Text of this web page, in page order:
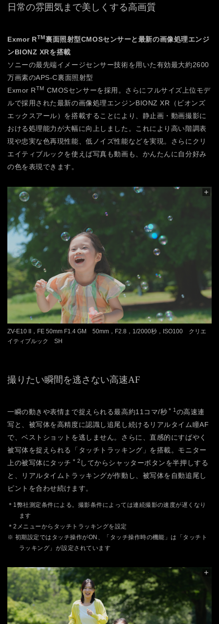
日常の雰囲気まで美しくする高画質
Exmor RTM裏面照射型CMOSセンサーと最新の画像処理エンジ
ンBIONZ XRを搭載
ソニーの最先端イメージセンサー技術を用いた有効最大約2600
万画素のAPS-C裏面照射型
Exmor RTM CMOSセンサーを採用。さらにフルサイズ上位モデ
ルで採用された最新の画像処理エンジンBIONZ XR（ビオンズ
エックスアール）を搭載することにより、静止画・動画撮影に
おける処理能力が大幅に向上しました。これにより高い階調表
現や忠実な色再現性能、低ノイズ性能などを実現。さらにクリ
エイティブルックを使えば写真も動画も、かんたんに自分好み
の色を表現できます。
ZV-E10 II，FE 50mm F1.4 GM 50mm，F2.8，1/2000秒，ISO100 クリエ
イティブルック SH
撮りたい瞬間を逃さない高速AF
一瞬の動きや表情まで捉えられる最高約11コマ/秒 ＊1 の高速連
写と、被写体を高精度に認識し追尾し続けるリアルタイム瞳AF
で、ベストショットを逃しません。さらに、直感的にすばやく
被写体を捉えられる「タッチトラッキング」を搭載。モニター
上の被写体にタッチ ＊2 してからシャッターボタンを半押しする
と、リアルタイムトラッキングが作動し、被写体を自動追尾し
ピントを合わせ続けます。
＊1弊社測定条件による。撮影条件によっては連続撮影の速度が遅くなり
ます
＊2メニューからタッチトラッキングを設定
※ 初期設定ではタッチ操作がON、「タッチ操作時の機能」は「タッチト
ラッキング」が設定されています